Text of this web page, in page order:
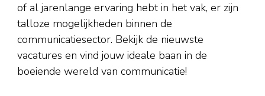
of al jarenlange ervaring hebt in het vak, er zijn
talloze mogelijkheden binnen de
communicatiesector. Bekijk de nieuwste
vacatures en vind jouw ideale baan in de
boeiende wereld van communicatie!